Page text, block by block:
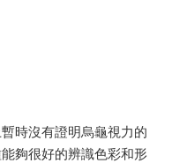
時沒有證明烏龜視力的
夠很好的辨識色彩和形